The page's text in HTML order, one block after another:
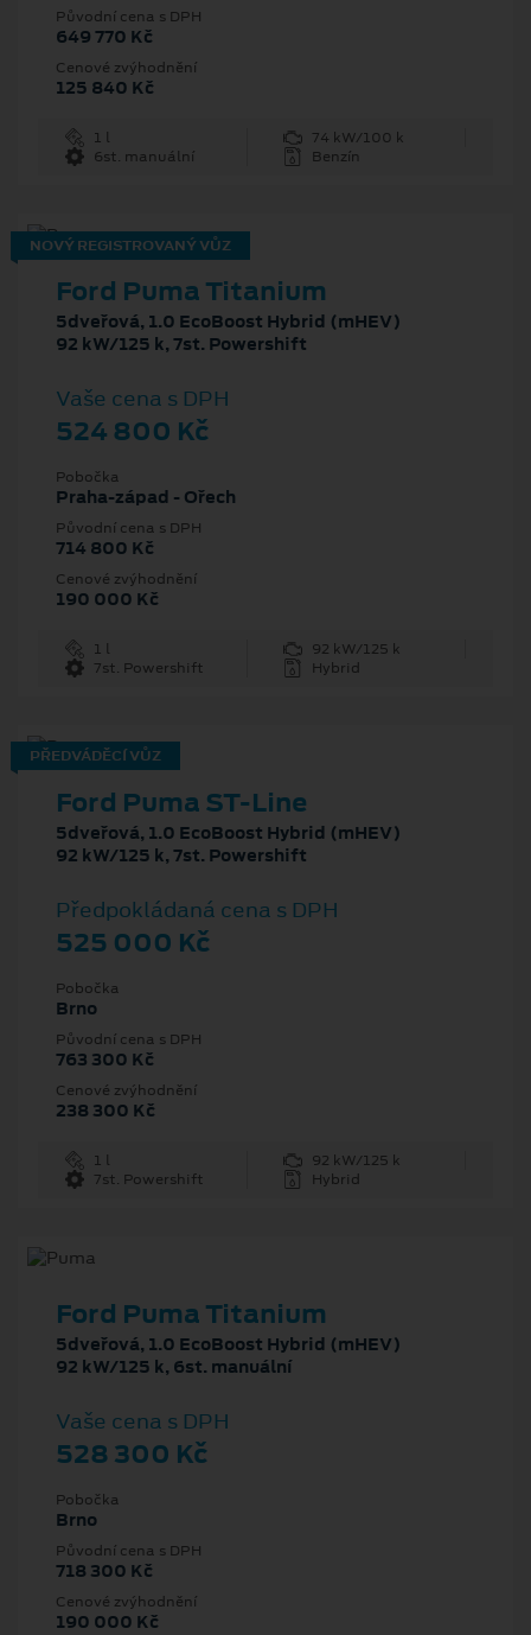
Původní cena s DPH
649 770 Kč
Cenové zvýhodnění
125 840 Kč
1 l
74 kW/100 k
6st. manuální
Benzín
NOVÝ REGISTROVANÝ VŮZ
Ford Puma Titanium
5dveřová, 1.0 EcoBoost Hybrid (mHEV)
92 kW/125 k, 7st. Powershift
Vaše cena s DPH
524 800 Kč
Pobočka
Praha-západ - Ořech
Původní cena s DPH
714 800 Kč
Cenové zvýhodnění
190 000 Kč
1 l
92 kW/125 k
7st. Powershift
Hybrid
PŘEDVÁDĚCÍ VŮZ
Ford Puma ST-Line
5dveřová, 1.0 EcoBoost Hybrid (mHEV)
92 kW/125 k, 7st. Powershift
Předpokládaná cena s DPH
525 000 Kč
Pobočka
Brno
Původní cena s DPH
763 300 Kč
Cenové zvýhodnění
238 300 Kč
1 l
92 kW/125 k
7st. Powershift
Hybrid
Ford Puma Titanium
5dveřová, 1.0 EcoBoost Hybrid (mHEV)
92 kW/125 k, 6st. manuální
Vaše cena s DPH
528 300 Kč
Pobočka
Brno
Původní cena s DPH
718 300 Kč
Cenové zvýhodnění
190 000 Kč